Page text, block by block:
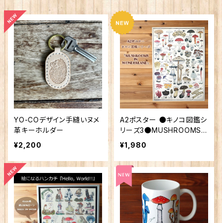
YO-COデザイン手縫いヌメ
革キーホルダー
¥2,200
A2ポスター ●キノコ図鑑シ
リーズ3●MUSHROOMS I
N WONDERLAND
¥1,980